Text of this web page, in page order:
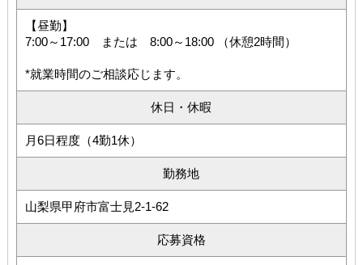
【昼勤】
7:00～17:00 または 8:00～18:00 （休憩2時間）
*就業時間のご相談応じます。
休日・休暇
月6日程度（4勤1休）
勤務地
山梨県甲府市富士見2-1-62
応募資格